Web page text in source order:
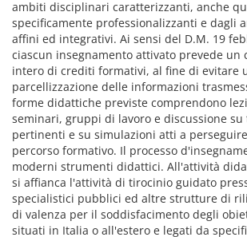
ambiti disciplinari caratterizzanti, anche
specificamente professionalizzanti e dagli
affini ed integrativi. Ai sensi del D.M. 19
ciascun insegnamento attivato prevede un
intero di crediti formativi, al fine di evitare
parcellizzazione delle informazioni
forme didattiche previste comprendono
seminari, gruppi di lavoro e discussione su
pertinenti e su simulazioni atti a
percorso formativo. Il processo
moderni strumenti didattici. All'attività
si affianca l'attività di tirocinio guidato
specialistici pubblici ed altre strutture di
di valenza per il soddisfacimento degli
situati in Italia o all'estero e legati da